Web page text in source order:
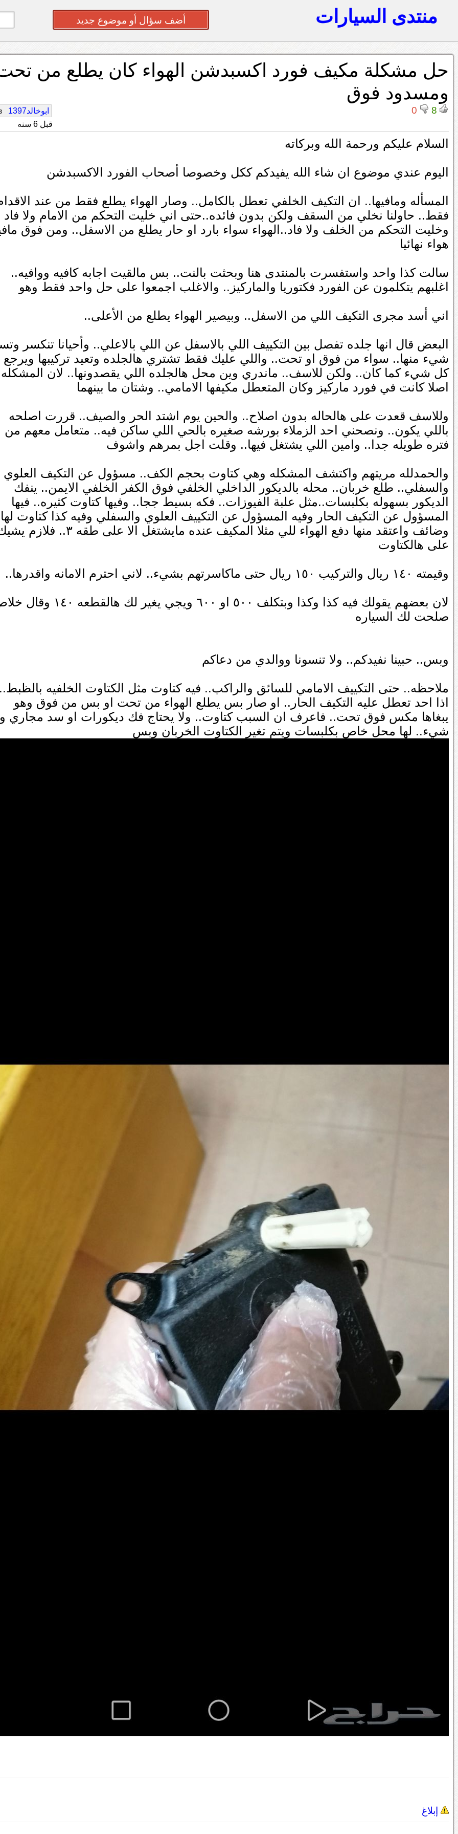
منتدى السيارات أضف سؤال أو موضوع جديد
حل مشكلة مكيف فورد اكسبدشن الهواء كان يطلع من
ومسدود فوق
8
0 ابوخالد1397
قبل 6 سنه
السلام عليكم ورحمة الله وبركاته
اليوم عندي موضوع ان شاء الله يفيدكم ككل وخصوصا أصحاب الفورد الاكسبدشن
المسأله ومافيها.. ان التكيف الخلفي تعطل بالكامل.. وصار الهواء يطلع فقط من عند
فقط.. حاولنا نخلي من السقف ولكن بدون فائده..حتى اني خليت التحكم من الامام ولا فاد
وخليت التحكم من الخلف ولا فاد..الهواء سواء بارد او حار يطلع من الاسفل.. ومن فوق
هواء نهائيا
سالت كذا واحد واستفسرت بالمنتدى هنا وبحثت بالنت.. بس مالقيت اجابه كافيه ووافيه..
اغلبهم يتكلمون عن الفورد فكتوريا والماركيز.. والاغلب اجمعوا على حل واحد فقط وهو
اني أسد مجرى التكيف اللي من الاسفل.. وبيصير الهواء يطلع من الأعلى..
البعض قال انها جلده تفصل بين التكييف اللي بالاسفل عن اللي بالاعلي.. وأحيانا تنكسر
شيء منها.. سواء من فوق او تحت.. واللي عليك فقط تشتري هالجلده وتعيد تركيبها ويرجع
كل شيء كما كان.. ولكن للاسف.. ماندري وين محل هالجلده اللي يقصدونها.. لان المشكله
اصلا كانت في فورد ماركيز وكان المتعطل مكيفها الامامي.. وشتان ما بينهما
وللاسف قعدت على هالحاله بدون اصلاح.. والحين يوم اشتد الحر والصيف.. قررت اصلحه
باللي يكون.. ونصحني احد الزملاء بورشه صغيره بالحي اللي ساكن فيه.. متعامل معهم من
فتره طويله جدا.. وامين اللي يشتغل فيها.. وقلت اجل بمرهم واشوف
والحمدلله مريتهم واكتشف المشكله وهي كتاوت بحجم الكف.. مسؤول عن التكيف العلوي
والسفلي.. طلع خربان.. محله بالديكور الداخلي الخلفي فوق الكفر الخلفي الايمن.. ينفك
الديكور بسهوله بكلبسات..مثل علبة الفيوزات.. فكه بسيط ججا.. وفيها كتاوت كثيره.. فيها
المسؤول عن التكيف الحار وفيه المسؤول عن التكييف العلوي والسفلي وفيه كذا كتاوت لها
وضائف واعتقد منها دفع الهواء للي مثلا المكيف عنده مايشتغل الا على طقه ٣..
على هالكتاوت
وقيمته ١٤٠ ريال والتركيب ١٥٠ ريال حتى ماكاسرتهم بشيء.. لاني احترم الامانه واقدرها..
لان بعضهم يقولك فيه كذا وكذا وبتكلف ٥٠٠ او ٦٠٠ ويجي يغير لك
صلحت لك السياره
وبس.. حبينا نفيدكم.. ولا تنسونا ووالدي من دعاكم
ملاحظه.. حتى التكييف الامامي للسائق والراكب.. فيه كتاوت مثل الكتاوت الخلفيه
اذا احد تعطل عليه التكيف الحار.. او صار بس يطلع الهواء من تحت او بس من فوق وهو
يبغاها مكس فوق تحت.. فاعرف ان السبب كتاوت.. ولا يحتاج فك ديكورات او سد مجاري
شيء.. لها محل خاص بكلبسات ويتم تغير الكتاوت الخربان وبس
إبلاغ